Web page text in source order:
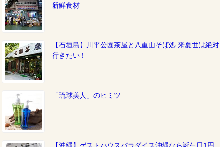
新鮮食材
【石垣島】川平公園茶屋と八重山そば処 来夏世は絶対
行きたい！
「琉球美人」のヒミツ
【沖縄】ゲストハウスパラダイス沖縄なら誕生日1円